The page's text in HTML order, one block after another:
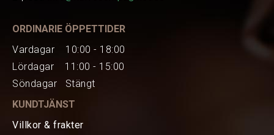
Perfekt val för espresso, AeroPress, pour-
Kapacitet 25g bönor
Storlek 14,7cm x 5cm - med förlängt
handtag 16cm
Vikt ca 473g
ORDINARIE ÖPPETTIDER
Vardagar 10:00 - 18:00
Lördagar 11:00 - 15:00
Söndagar Stängt
KUNDTJÄNST
Villkor & frakter